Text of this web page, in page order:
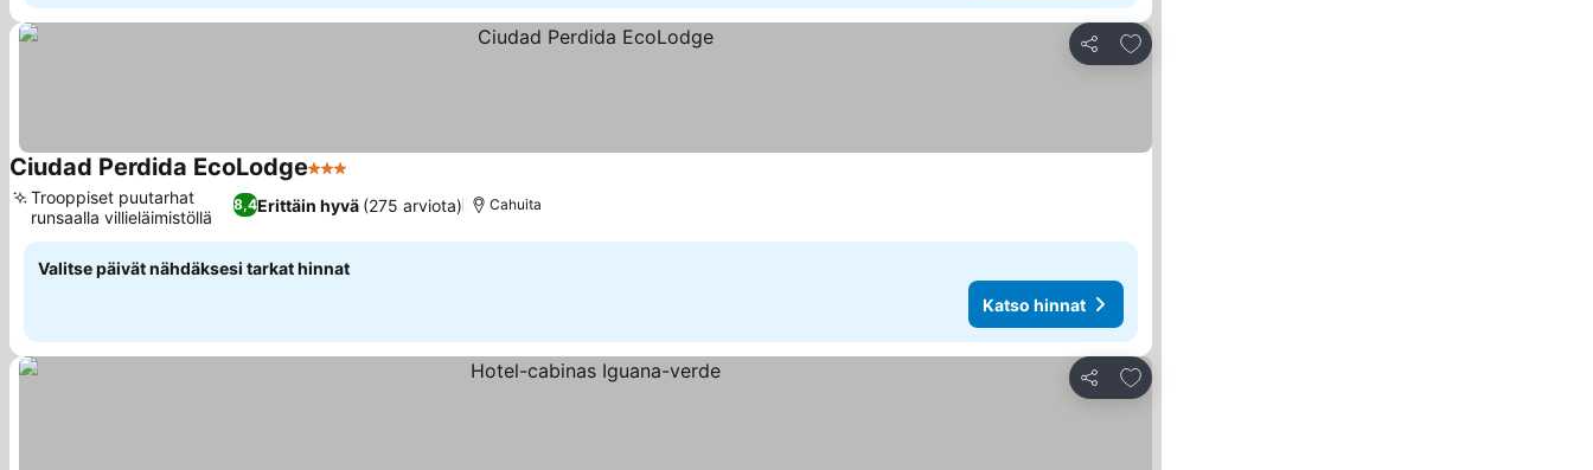
Jaa
Lisää suosikkeihin
Ciudad Perdida EcoLodge3 Tähtiluokitus
8,4Erittäin hyvä (275 arviota)
Trooppiset puutarhat
runsaalla villieläimistöllä
Cahuita
Valitse päivät nähdäksesi tarkat hinnat
Katso hinnat
Jaa
Lisää suosikkeihin